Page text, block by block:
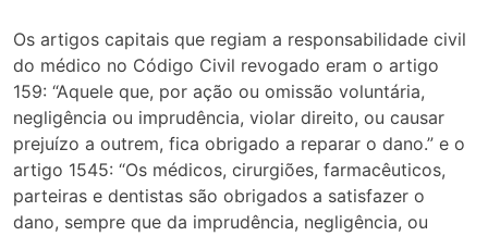
Os artigos capitais que regiam a responsabilidade civil
do médico no Código Civil revogado eram o artigo
159: “Aquele que, por ação ou omissão voluntária,
negligência ou imprudência, violar direito, ou causar
prejuízo a outrem, fica obrigado a reparar o dano.” e o
artigo 1545: “Os médicos, cirurgiões, farmacêuticos,
parteiras e dentistas são obrigados a satisfazer o
dano, sempre que da imprudência, negligência, ou